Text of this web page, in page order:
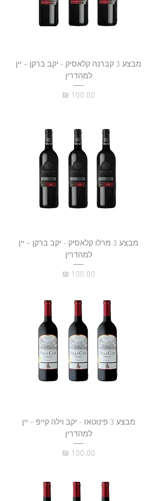
מבצע 3 קברנה קלאסיק - יקב ברקן – יין
למהדרין
מחיר
מבצע 3 מרלו קלאסיק - יקב ברקן – יין
למהדרין
מחיר
מבצע 3 פינוטאז - יקב וילה קייפ – יין
למהדרין
מחיר